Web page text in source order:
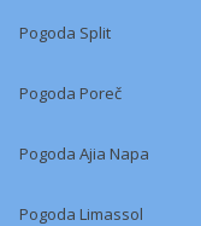
Pogoda Split
Pogoda Poreč
Pogoda Ajia Napa
Pogoda Limassol